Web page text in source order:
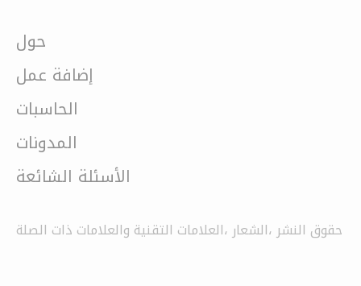
حول
إضافة عمل
الحاسبات
المدونات
الأسئلة الشائعة
حقوق النشر ،الشعار ،العلامات التقنية والعلامات ذات الصلة